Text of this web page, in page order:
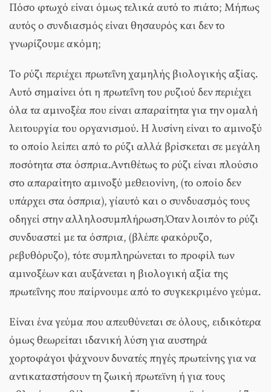
Πόσο φτωχό είναι όμως τελικά αυτό το πιάτο; Μήπως
αυτός ο συνδιασμός είναι θησαυρός και δεν το
γνωρίζουμε ακόμη;
Το ρύζι περιέχει πρωτεΐνη χαμηλής βιολογικής αξίας.
Αυτό σημαίνει ότι η πρωτεΐνη του ρυζιού δεν περιέχει
όλα τα αμινοξέα που είναι απαραίτητα για την ομαλή
λειτουργία του οργανισμού. Η λυσίνη είναι το αμινοξύ
το οποίο λείπει από το ρύζι αλλά βρίσκεται σε μεγάλη
ποσότητα στα όσπρια.Αντιθέτως το ρύζι είναι πλούσιο
στο απαραίτητο αμινοξύ μεθειονίνη, (το οποίο δεν
υπάρχει στα όσπρια), γι΄αυτό και ο συνδυασμός τους
οδηγεί στην αλληλοσυμπλήρωση.Όταν λοιπόν το ρύζι
συνδυαστεί με τα όσπρια, (βλέπε φακόρυζο,
ρεβυθόρυζο), τότε συμπληρώνεται το προφίλ των
αμινοξέων και αυξάνεται η βιολογική αξία της
πρωτεΐνης που παίρνουμε από το συγκεκριμένο γεύμα.
Είναι ένα γεύμα που απευθύνεται σε όλους, ειδικότερα
όμως θεωρείται ιδανική λύση για αυστηρά
χορτοφάγοι ψάχνουν δυνατές πηγές πρωτείνης για να
αντικαταστήσουν τη ζωική πρωτεϊνη ή για τους